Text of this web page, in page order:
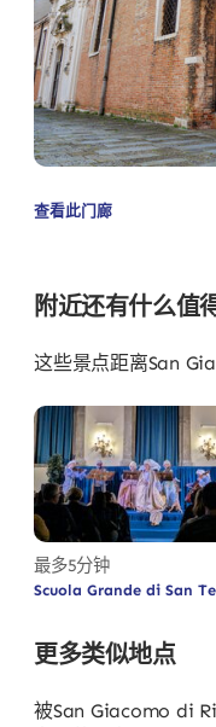
查看此门廊
附近还有什么值
这些景点距离San
最多5分钟
Scuola Grande di San
更多类似地点
被San Giacomo di